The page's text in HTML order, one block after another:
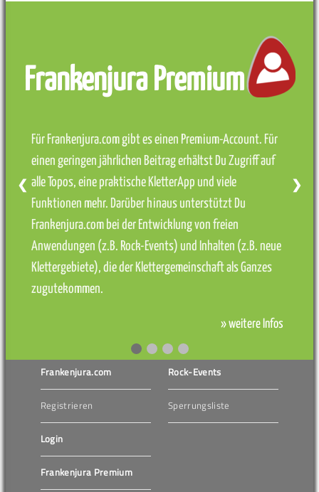
Frankenjura Premium
Für Frankenjura.com gibt es einen Premium-Account. Für
einen geringen jährlichen Beitrag erhältst Du Zugriff auf
alle Topos, eine praktische KletterApp und viele
Funktionen mehr. Darüber hinaus unterstützt Du
Frankenjura.com bei der Entwicklung von freien
Anwendungen (z.B. Rock-Events) und Inhalten (z.B. neue
Klettergebiete), die der Klettergemeinschaft als Ganzes
zugutekommen.
» weitere Infos
❮ ❯
Frankenjura.com
Registrieren
Login
Frankenjura Premium
Rock-Events
Sperrungsliste